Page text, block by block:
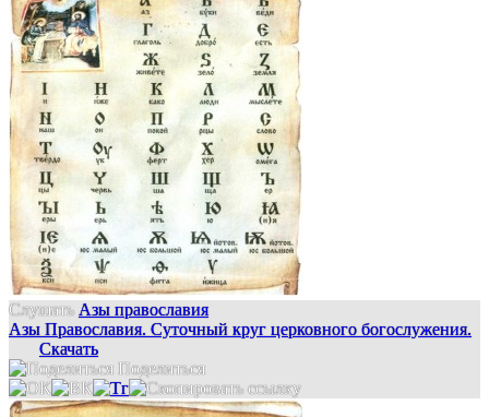
Слушать Азы православия
Азы Православия. Суточный круг церковного богослужения.
Скачать
Поделиться